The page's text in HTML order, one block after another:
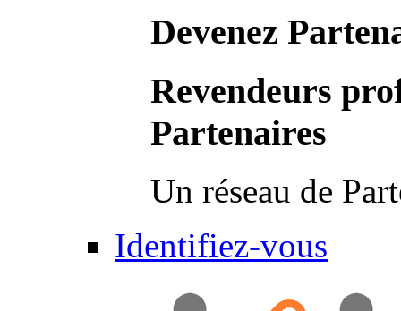
Devenez
Revendeurs
Partenaires
Un réseau de
Identifiez-vous